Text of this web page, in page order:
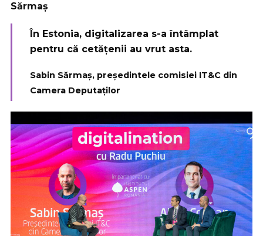
Sărmaș
În Estonia, digitalizarea s-a întâmplat
pentru că cetățenii au vrut asta.
Sabin Sărmaș, președintele comisiei IT&C din
Camera Deputaților